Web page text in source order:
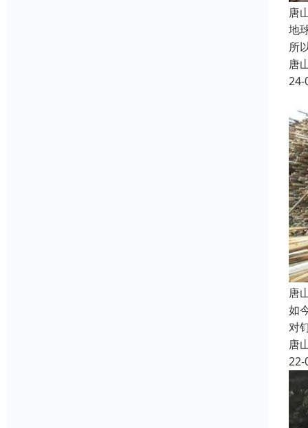
唐
地
所
唐
24-
唐
如
对
唐
22-